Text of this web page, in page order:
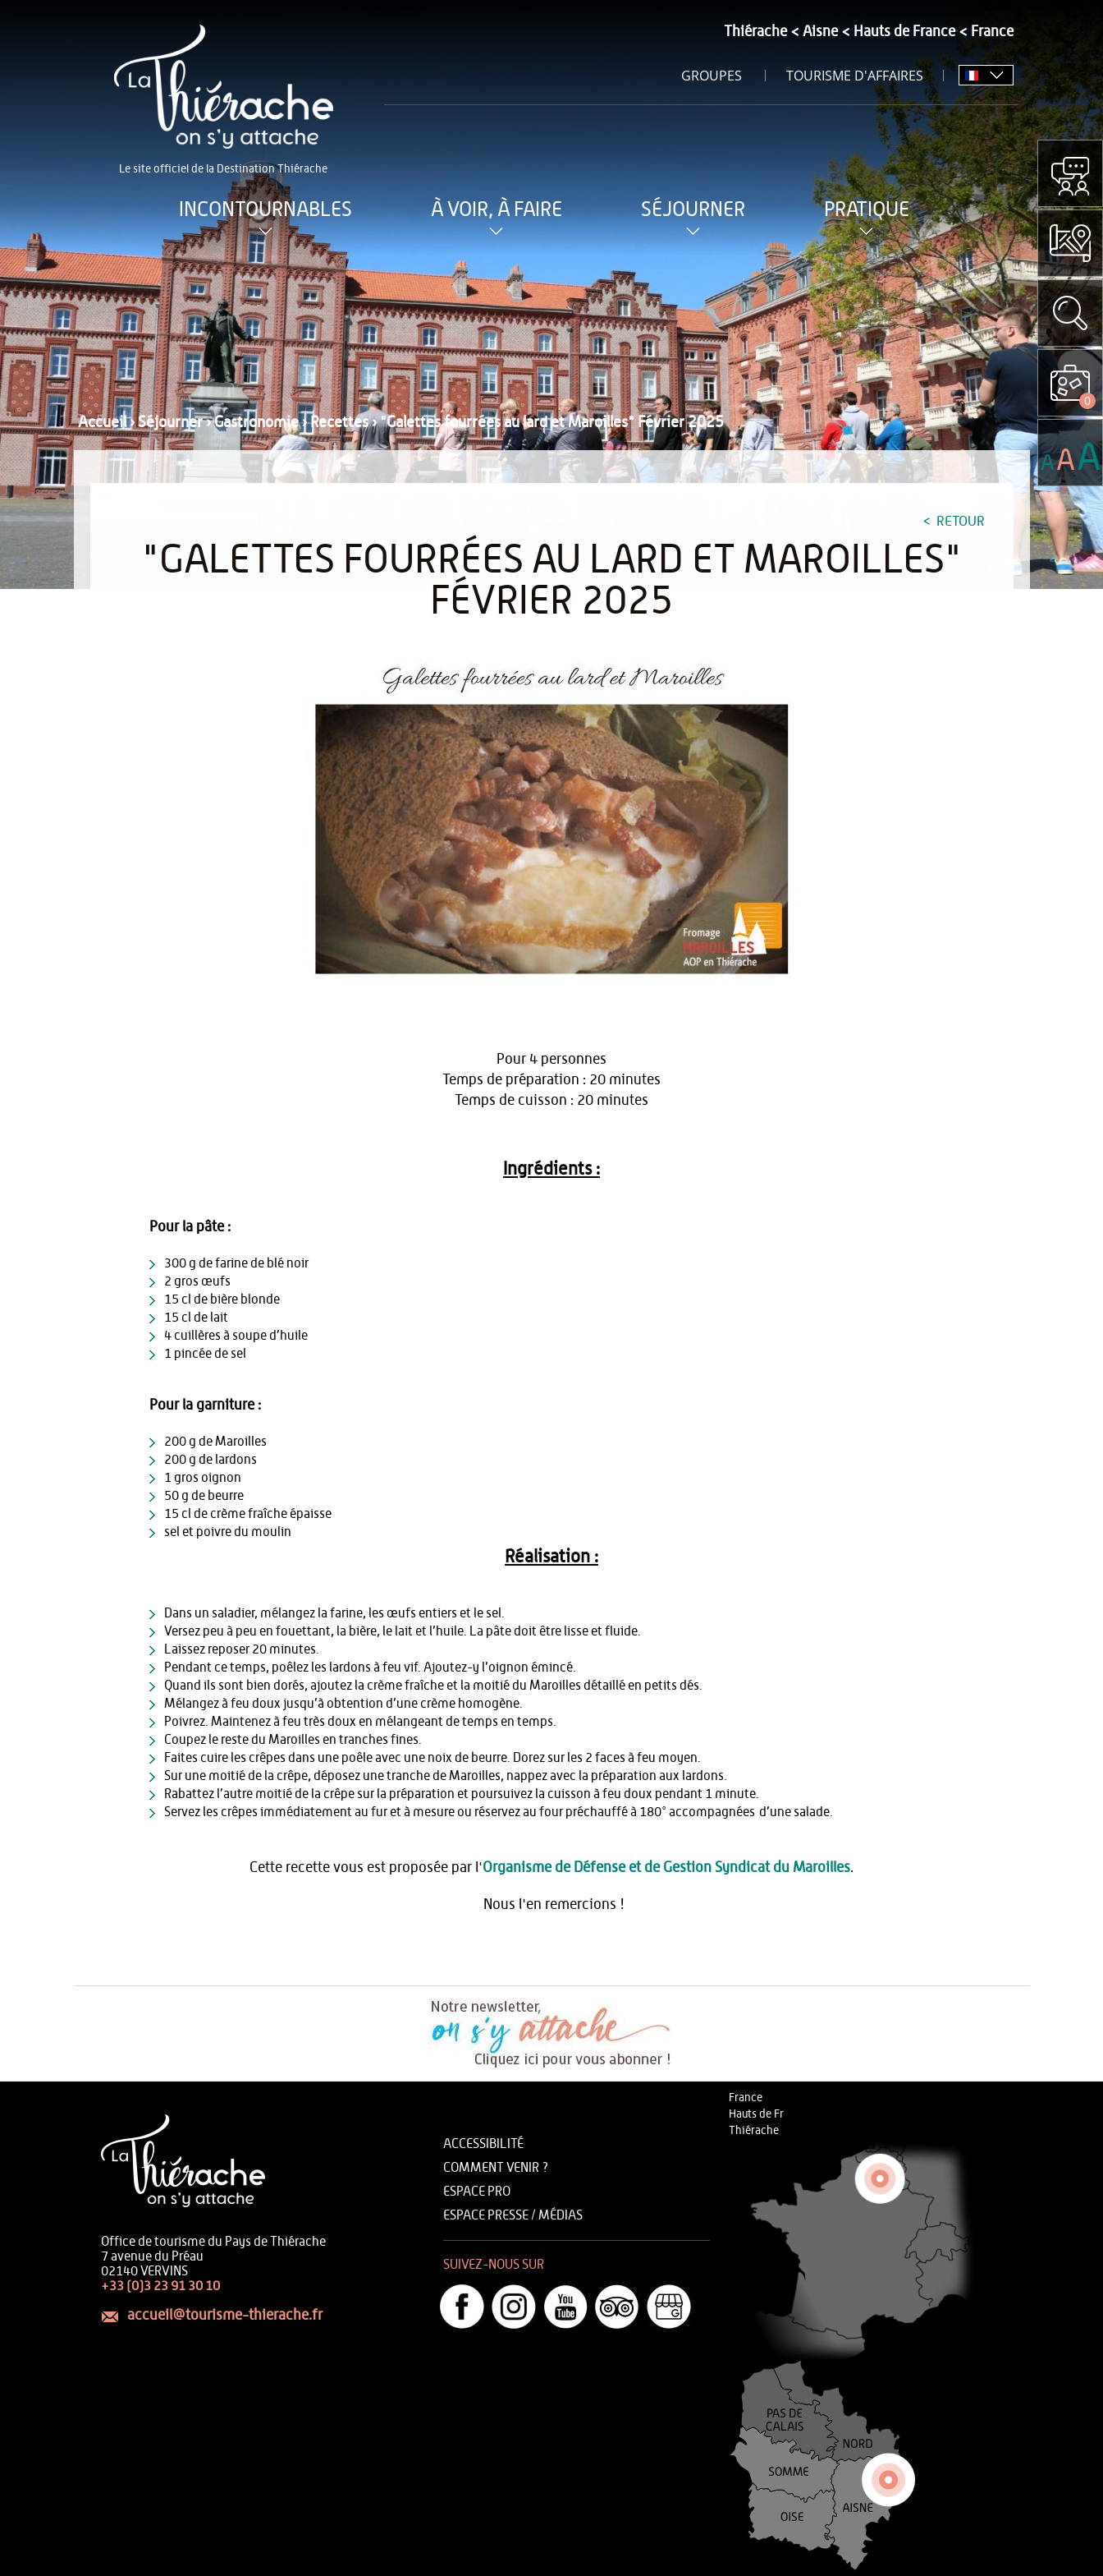
Le site officiel de la Destination Thiérache
Thiérache Aisne Hauts de France France
GROUPES TOURISME D'AFFAIRES
INCONTOURNABLES À VOIR, À FAIRE SÉJOURNER PRATIQUE
Accueil›Séjourner›Gastronomie›Recettes›"Galettes fourrées au lard et Maroilles" Février 2025
RETOUR
"GALETTES FOURRÉES AU LARD ET MAROILLES"
FÉVRIER 2025
Pour 4 personnes
Temps de préparation : 20 minutes
Temps de cuisson : 20 minutes
Ingrédients :
Pour la pâte :
300 g de farine de blé noir
2 gros œufs
15 cl de bière blonde
15 cl de lait
4 cuillères à soupe d’huile
1 pincée de sel
Pour la garniture :
200 g de Maroilles
200 g de lardons
1 gros oignon
50 g de beurre
15 cl de crème fraîche épaisse
sel et poivre du moulin
Réalisation :
Dans un saladier, mélangez la farine, les œufs entiers et le sel.
Versez peu à peu en fouettant, la bière, le lait et l’huile. La pâte doit être lisse et fluide.
Laissez reposer 20 minutes.
Pendant ce temps, poêlez les lardons à feu vif. Ajoutez-y l’oignon émincé.
Quand ils sont bien dorés, ajoutez la crème fraîche et la moitié du Maroilles détaillé en petits dés.
Mélangez à feu doux jusqu’à obtention d’une crème homogène.
Poivrez. Maintenez à feu très doux en mélangeant de temps en temps.
Coupez le reste du Maroilles en tranches fines.
Faites cuire les crêpes dans une poêle avec une noix de beurre. Dorez sur les 2 faces à feu moyen.
Sur une moitié de la crêpe, déposez une tranche de Maroilles, nappez avec la préparation aux lardons.
Rabattez l’autre moitié de la crêpe sur la préparation et poursuivez la cuisson à feu doux pendant 1 minute.
Servez les crêpes immédiatement au fur et à mesure ou réservez au four préchauffé à 180° accompagnées d’une salade.
Cette recette vous est proposée par l'Organisme de Défense et de Gestion Syndicat du Maroilles.
Nous l'en remercions !
Office de tourisme du Pays de Thiérache
7 avenue du Préau
02140 VERVINS
+33 (0)3 23 91 30 10
accueil@tourisme-thierache.fr
ACCESSIBILITÉ
COMMENT VENIR ?
ESPACE PRO
ESPACE PRESSE / MÉDIAS
SUIVEZ-NOUS SUR
France
Hauts de Fr
Thiérache
0
AAA